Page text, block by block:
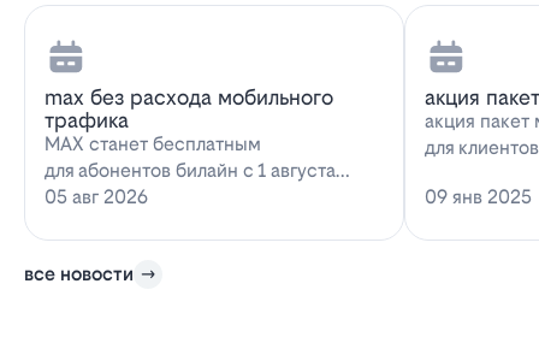
max без расхода мобильного
трафика
MAX станет бесплатным
для абонентов билайн с 1 августа
2026 года использование
05 авг 2026
акция
акция пакет
для
09 янв 2025
все новости